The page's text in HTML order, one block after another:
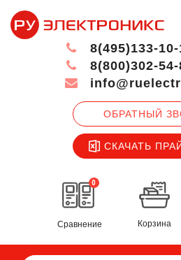
ОБРАТНЫЙ
СКАЧАТЬ
8(495)133-10-
8(800)302-54-
0
Сравнение Корзина